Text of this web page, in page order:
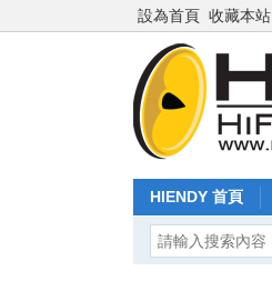
設為首頁 收藏本站
HIENDY 首頁